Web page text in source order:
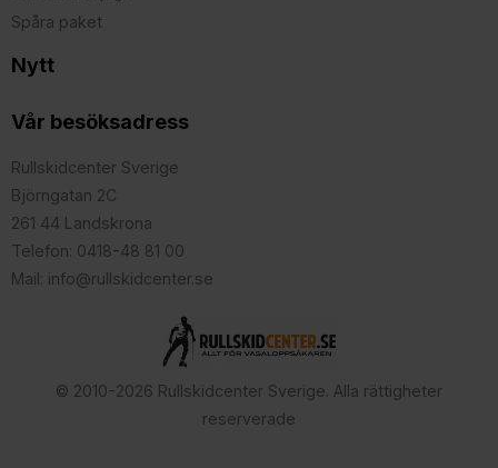
Spåra paket
Nytt
Vår besöksadress
Rullskidcenter Sverige
Björngatan 2C
261 44 Landskrona
Telefon: 0418-48 81 00
Mail: info@rullskidcenter.se
© 2010-2026 Rullskidcenter Sverige. Alla rättigheter
reserverade